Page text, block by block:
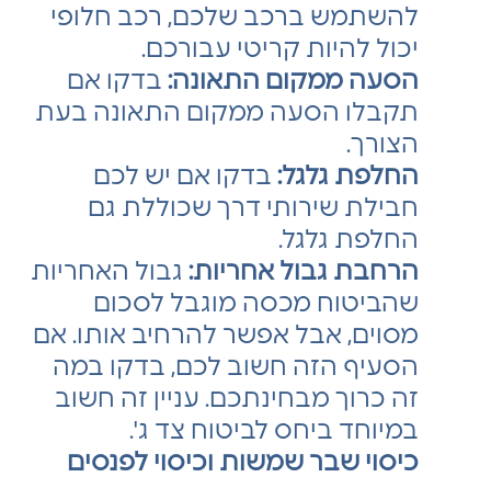
להשתמש ברכב שלכם, רכב חלופי
יכול להיות קריטי עבורכם.
הסעה ממקום התאונה: בדקו אם
תקבלו הסעה ממקום התאונה בעת
הצורך.
החלפת גלגל: בדקו אם יש לכם
חבילת שירותי דרך שכוללת גם
החלפת גלגל.
הרחבת גבול אחריות: גבול האחריות
שהביטוח מכסה מוגבל לסכום
מסוים, אבל אפשר להרחיב אותו. אם
הסעיף הזה חשוב לכם, בדקו במה
זה כרוך מבחינתכם. עניין זה חשוב
במיוחד ביחס לביטוח צד ג'.
כיסוי שבר שמשות וכיסוי לפנסים